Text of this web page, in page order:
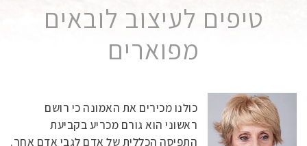
טיפים לעיצוב לובאים
מפוארים
כולנו מכירים את האמונה כי רושם
ראשוני הוא גורם מכריע בקביעת
התפיסה הכללית של אדם לגבי אדם אחר.